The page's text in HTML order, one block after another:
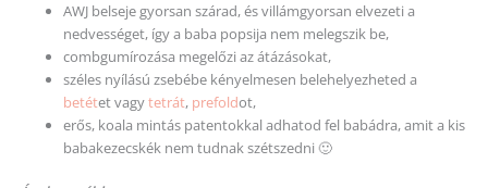
AWJ belseje gyorsan szárad, és villámgyorsan elvezeti a
nedvességet, így a baba popsija nem melegszik be,
combgumírozása megelőzi az átázásokat,
széles nyílású zsebébe kényelmesen belehelyezheted a
betétet vagytetrát, prefoldot,
erős, koala mintás patentokkal adhatod fel babádra, amit a kis
babakezecskék nem tudnak szétszedni 🙂